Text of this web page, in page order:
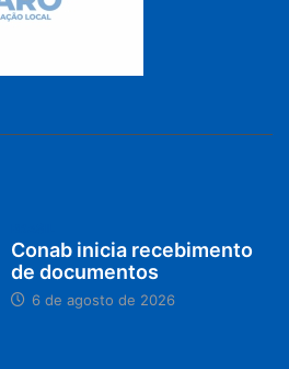
Conab inicia recebimento
de documentos
6 de agosto de 2026